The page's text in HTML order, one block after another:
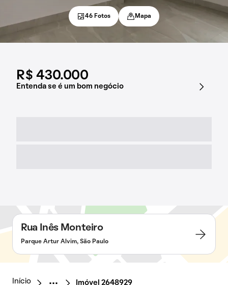
R$ 430.000
Entenda se é um bom negócio
46 Fotos Mapa
Rua Inês Monteiro
Parque Artur Alvim, São Paulo
Início Imóvel 2648929